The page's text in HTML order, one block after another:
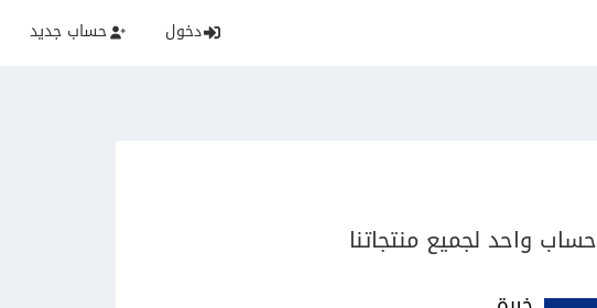
دخول حساب جديد
حساب واحد لجميع منتجاتنا